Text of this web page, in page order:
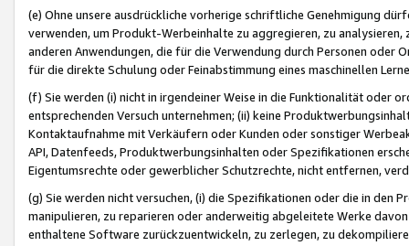
(e) Ohne unsere ausdrückliche vorherige schriftliche Genehmigung
verwenden, um Produkt-Werbeinhalte zu aggregieren, zu
anderen Anwendungen, die für die Verwendung durch Personen
für die direkte Schulung oder Feinabstimmung eines maschinellen
(f) Sie werden (i) nicht in irgendeiner Weise in die Funktionalität oder
entsprechenden Versuch unternehmen; (ii) keine
Kontaktaufnahme mit Verkäufern oder Kunden oder sonstiger
API, Datenfeeds, Produktwerbungsinhalten oder Spezifikationen
Eigentumsrechte oder gewerblicher Schutzrechte, nicht entfernen,
(g) Sie werden nicht versuchen, (i) die Spezifikationen oder die in
manipulieren, zu reparieren oder anderweitig abgeleitete Werke
enthaltene Software zurückzuentwickeln, zu zerlegen, zu